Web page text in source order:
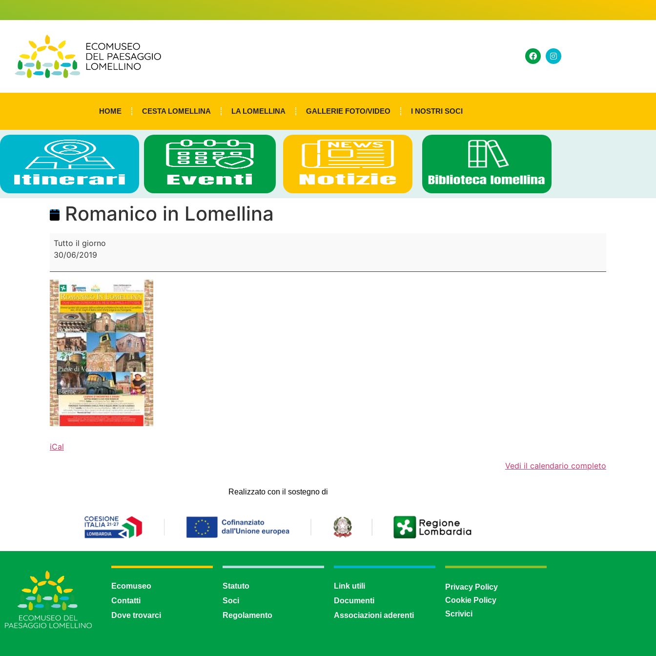
HOME CESTA LOMELLINA LA LOMELLINA GALLERIE FOTO/VIDEO I NOSTRI SOCI
Romanico in Lomellina
Tutto il giorno
30/06/2019
iCal
Vedi il calendario completo
Realizzato con il sostegno di
Ecomuseo
Contatti
Dove trovarci
Statuto
Soci
Regolamento
Link utili
Documenti
Associazioni aderenti
Privacy Policy
Cookie Policy
Scrivici